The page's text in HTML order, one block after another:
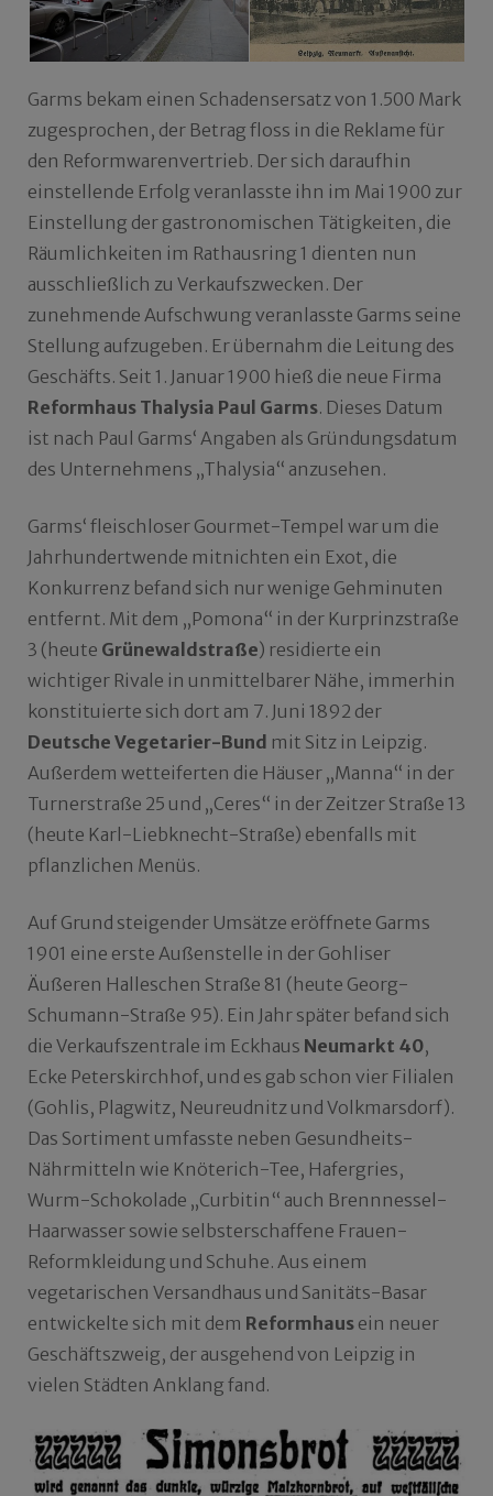
Garms bekam einen Schadensersatz von 1.500 Mark
zugesprochen, der Betrag floss in die Reklame für
den Reformwarenvertrieb. Der sich daraufhin
einstellende Erfolg veranlasste ihn im Mai 1900 zur
Einstellung der gastronomischen Tätigkeiten, die
Räumlichkeiten im Rathausring 1 dienten nun
ausschließlich zu Verkaufszwecken. Der
zunehmende Aufschwung veranlasste Garms seine
Stellung aufzugeben. Er übernahm die Leitung des
Geschäfts. Seit 1. Januar 1900 hieß die neue Firma
Reformhaus Thalysia Paul Garms. Dieses Datum
ist nach Paul Garms‘ Angaben als Gründungsdatum
des Unternehmens „Thalysia“ anzusehen.
Garms‘ fleischloser Gourmet-Tempel war um die
Jahrhundertwende mitnichten ein Exot, die
Konkurrenz befand sich nur wenige Gehminuten
entfernt. Mit dem „Pomona“ in der Kurprinzstraße
3 (heute Grünewaldstraße) residierte ein
wichtiger Rivale in unmittelbarer Nähe, immerhin
konstituierte sich dort am 7. Juni 1892 der
Deutsche Vegetarier-Bund mit Sitz in Leipzig.
Außerdem wetteiferten die Häuser „Manna“ in der
Turnerstraße 25 und „Ceres“ in der Zeitzer Straße 13
(heute Karl-Liebknecht-Straße) ebenfalls mit
pflanzlichen Menüs.
Auf Grund steigender Umsätze eröffnete Garms
1901 eine erste Außenstelle in der Gohliser
Äußeren Halleschen Straße 81 (heute Georg-
Schumann-Straße 95). Ein Jahr später befand sich
die Verkaufszentrale im Eckhaus Neumarkt 40,
Ecke Peterskirchhof, und es gab schon vier Filialen
(Gohlis, Plagwitz, Neureudnitz und Volkmarsdorf).
Das Sortiment umfasste neben Gesundheits-
Nährmitteln wie Knöterich-Tee, Hafergries,
Wurm-Schokolade „Curbitin“ auch Brennnessel-
Haarwasser sowie selbsterschaffene Frauen-
Reformkleidung und Schuhe. Aus einem
vegetarischen Versandhaus und Sanitäts-Basar
entwickelte sich mit dem Reformhaus ein neuer
Geschäftszweig, der ausgehend von Leipzig in
vielen Städten Anklang fand.